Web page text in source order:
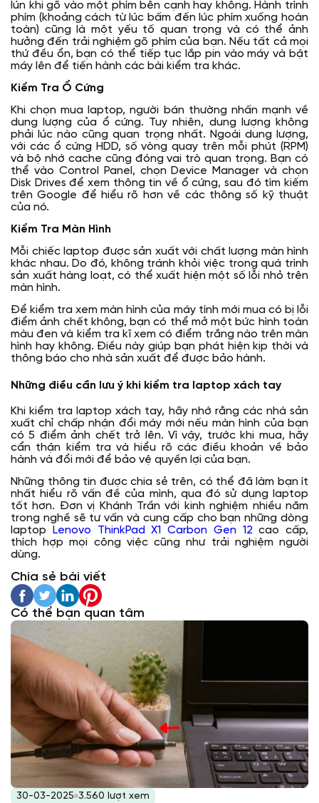
lún khi gõ vào một phím bên cạnh hay không. Hành trình
phím (khoảng cách từ lúc bấm đến lúc phím xuống hoàn
toàn) cũng là một yếu tố quan trọng và có thể ảnh
hưởng đến trải nghiệm gõ phím của bạn. Nếu tất cả mọi
thứ đều ổn, bạn có thể tiếp tục lắp pin vào máy và bật
máy lên để tiến hành các bài kiểm tra khác.
Kiểm Tra Ổ Cứng
Khi chọn mua laptop, người bán thường nhấn mạnh về
dung lượng của ổ cứng. Tuy nhiên, dung lượng không
phải lúc nào cũng quan trọng nhất. Ngoài dung lượng,
với các ổ cứng HDD, số vòng quay trên mỗi phút (RPM)
và bộ nhớ cache cũng đóng vai trò quan trọng. Bạn có
thể vào Control Panel, chọn Device Manager và chọn
Disk Drives để xem thông tin về ổ cứng, sau đó tìm kiếm
trên Google để hiểu rõ hơn về các thông số kỹ thuật
của nó.
Kiểm Tra Màn Hình
Mỗi chiếc laptop được sản xuất với chất lượng màn hình
khác nhau. Do đó, không tránh khỏi việc trong quá trình
sản xuất hàng loạt, có thể xuất hiện một số lỗi nhỏ trên
màn hình.
Để kiểm tra xem màn hình của máy tính mới mua có bị lỗi
điểm ảnh chết không, bạn có thể mở một bức hình toàn
màu đen và kiểm tra kĩ xem có điểm trắng nào trên màn
hình hay không. Điều này giúp bạn phát hiện kịp thời và
thông báo cho nhà sản xuất để được bảo hành.
Những điều cần lưu ý khi kiểm tra laptop xách tay
Khi kiểm tra laptop xách tay, hãy nhớ rằng các nhà sản
xuất chỉ chấp nhận đổi máy mới nếu màn hình của bạn
có 5 điểm ảnh chết trở lên. Vì vậy, trước khi mua, hãy
cẩn thận kiểm tra và hiểu rõ các điều khoản về bảo
hành và đổi mới để bảo vệ quyền lợi của bạn.
Những thông tin được chia sẻ trên, có thể đã làm bạn ít
nhất hiểu rõ vấn đề của mình, qua đó sử dụng laptop
tốt hơn. Đơn vị Khánh Trần với kinh nghiệm nhiều năm
trong nghề sẽ tư vấn và cung cấp cho bạn những dòng
laptop
Lenovo ThinkPad X1 Carbon Gen 12cao cấp,
thích hợp mọi công việc cũng như trải nghiệm người
dùng.
Chia sẻ bài viết
Có thể bạn quan tâm
30-03-2025 3.560 lượt xem